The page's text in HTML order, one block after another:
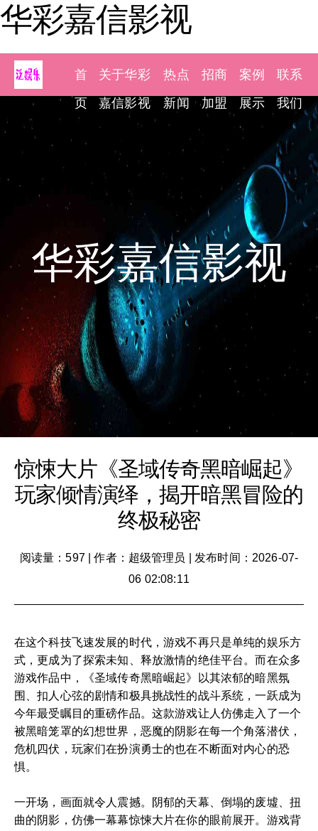
华彩嘉信影视
首
页
关于华彩
嘉信影视
热点
新闻
招商
加盟
案例
展示
联系
我们
华彩嘉信影视
惊悚大片《圣域传奇黑暗崛起》
玩家倾情演绎，揭开暗黑冒险的
终极秘密
阅读量：597|作者：超级管理员
发布时间：2026-07-
06 02:08:11
在这个科技飞速发展的时代，游戏不再只是单纯的娱乐方
式，更成为了探索未知、释放激情的绝佳平台。而在众多
游戏作品中，《圣域传奇黑暗崛起》以其浓郁的暗黑氛
围、扣人心弦的剧情和极具挑战性的战斗系统，一跃成为
今年最受瞩目的重磅作品。这款游戏让人仿佛走入了一个
被黑暗笼罩的幻想世界，恶魔的阴影在每一个角落潜伏，
危机四伏，玩家们在扮演勇士的也在不断面对内心的恐
惧。
一开场，画面就令人震撼。阴郁的天幕、倒塌的废墟、扭
曲的阴影，仿佛一幕幕惊悚大片在你的眼前展开。游戏背